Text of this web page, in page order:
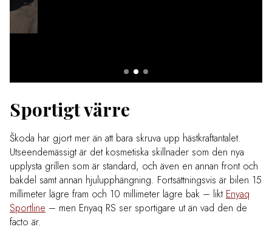
Sportigt värre
Škoda har gjort mer än att bara skruva upp hästkraftantalet.
Utseendemässigt är det kosmetiska skillnader som den nya
upplysta grillen som är standard, och även en annan front och
bakdel samt annan hjulupphängning. Fortsättningsvis är bilen 15
millimeter lägre fram och 10 millimeter lägre bak – likt Enyaq
Sportline – men Enyaq RS ser sportigare ut än vad den de
facto är.